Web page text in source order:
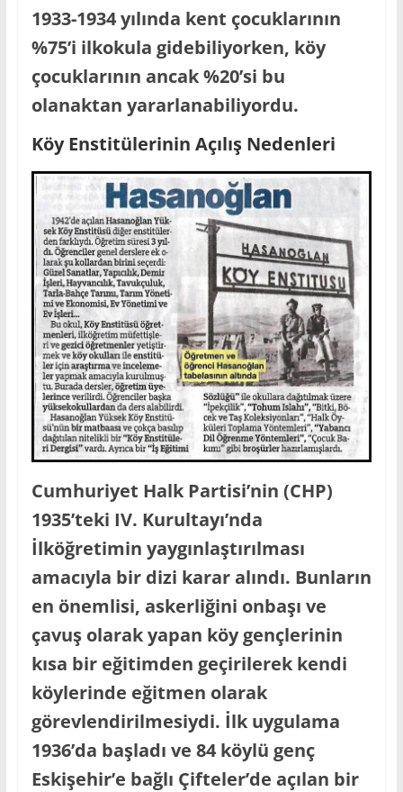
1933-1934 yılında kent çocuklarının
%75’i ilkokula gidebiliyorken, köy
çocuklarının ancak %20’si bu
olanaktan yararlanabiliyordu.
Köy Enstitülerinin Açılış Nedenleri
Cumhuriyet Halk Partisi’nin (CHP)
1935’teki IV. Kurultayı’nda
İlköğretimin yaygınlaştırılması
amacıyla bir dizi karar alındı. Bunların
en önemlisi, askerliğini onbaşı ve
çavuş olarak yapan köy gençlerinin
kısa bir eğitimden geçirilerek kendi
köylerinde eğitmen olarak
görevlendirilmesiydi. İlk uygulama
1936’da başladı ve 84 köylü genç
Eskişehir’e bağlı Çifteler’de açılan bir